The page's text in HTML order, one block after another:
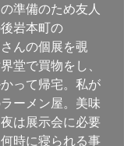
準備のため友人
岩本町の
んの個展を覗
堂で買物をし、
って帰宅。私が
ーメン屋。美味
は展示会に必要
時に寝られる事